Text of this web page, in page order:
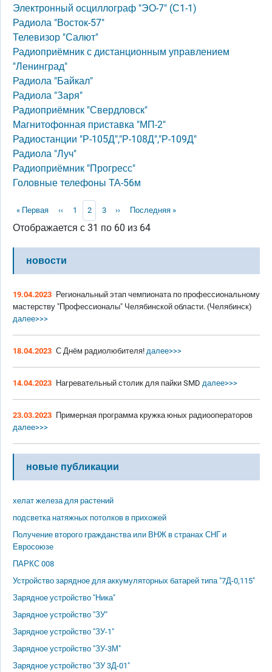
Электронный осциллограф "ЭО-7" (С1-1)
Радиола "Восток-57"
Телевизор "Салют"
Радиоприёмник с дистанционным управлением
"Ленинград"
Радиола "Байкал"
Радиола "Заря"
Радиоприёмник "Свердловск"
Магнитофонная приставка "МП-2"
Радиостанции "Р-105Д","Р-108Д","Р-109Д"
Радиола "Луч"
Радиоприёмник "Прогресс"
Головные телефоны ТА-56м
Нумерация страниц
Первая страница
« Первая Предыдущая страница
‹‹ Page
1 Текущая страница
2 Page
3 Следующая страница
›› Последняя страница
Последняя »
Отображается с 31 по 60 из 64
новости
19.04.2023 Региональный этап чемпионата по профессиональному
мастерству "Профессионалы" Челябинской области. (Челябинск)
далее>>>
18.04.2023 С Днём радиолюбителя! далее>>>
14.04.2023 Нагревательный столик для пайки SMD далее>>>
23.03.2023 Примерная программа кружка юных радиооператоров
далее>>>
новые публикации
хелат железа для растений
подсветка натяжных потолков в прихожей
Получение второго гражданства или ВНЖ в странах СНГ и
Евросоюзе
ПАРКС 008
Устройство зарядное для аккумуляторных батарей типа "7Д-0,115"
Зарядное устройство "Ника"
Зарядное устройство "ЗУ"
Зарядное устройство "ЗУ-1"
Зарядное устройство "ЗУ-3М"
Зарядное устройство "ЗУ 3Д-01"